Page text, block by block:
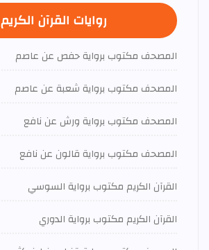
روايات القرآن الكريم
المصحف مكتوب برواية حفص عن عاصم
المصحف مكتوب برواية شعبة عن عاصم
المصحف مكتوب برواية ورش عن نافع
المصحف مكتوب برواية قالون عن نافع
القرآن الكريم مكتوب برواية السوسي
القرآن الكريم مكتوب برواية الدوري